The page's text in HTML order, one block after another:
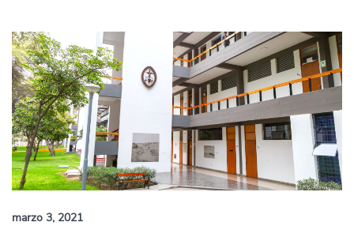
marzo 3, 2021